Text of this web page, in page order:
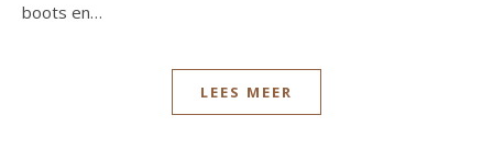
boots en…
LEES MEER